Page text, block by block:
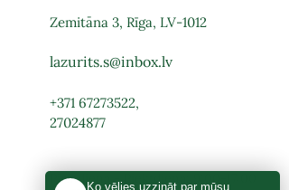
Zemitāna 3, Rīga, LV-1012
lazurits.s@inbox.lv
+371 67273522,
27024877
Pirmdiena - Piektdiena: 9:00-17:00
Ko vēlies uzzināt par mūsu